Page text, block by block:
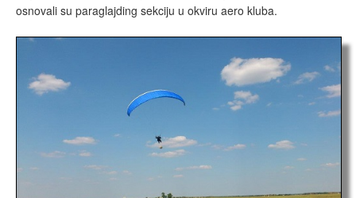
osnovali su paraglajding sekciju u okviru aero kluba.